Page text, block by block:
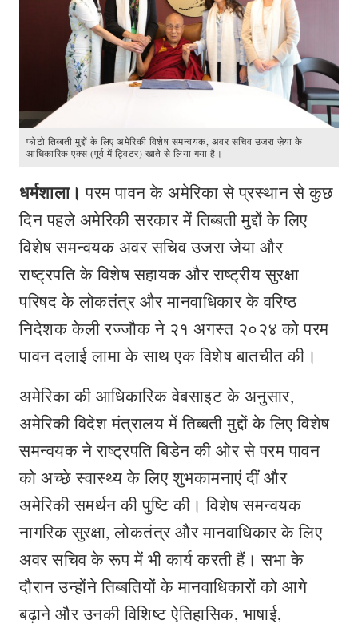
फोटो तिब्बती मुद्दों के लिए अमेरिकी विशेष समन्वयक, अवर सचिव उजरा ज़ेया के
आधिकारिक एक्स (पूर्व में ट्विटर) खाते से लिया गया है।
धर्मशाला। परम पावन के अमेरिका से प्रस्थान से कुछ
दिन पहले अमेरिकी सरकार में तिब्बती मुद्दों के लिए
विशेष समन्वयक अवर सचिव उजरा जेया और
राष्ट्रपति के विशेष सहायक और राष्ट्रीय सुरक्षा
परिषद के लोकतंत्र और मानवाधिकार के वरिष्ठ
निदेशक केली रज्जौक ने २१ अगस्त २०२४ को परम
पावन दलाई लामा के साथ एक विशेष बातचीत की।
अमेरिका की आधिकारिक वेबसाइट के अनुसार,
अमेरिकी विदेश मंत्रालय में तिब्बती मुद्दों के लिए विशेष
समन्वयक ने राष्ट्रपति बिडेन की ओर से परम पावन
को अच्छे स्वास्थ्य के लिए शुभकामनाएं दीं और
अमेरिकी समर्थन की पुष्टि की। विशेष समन्वयक
नागरिक सुरक्षा, लोकतंत्र और मानवाधिकार के लिए
अवर सचिव के रूप में भी कार्य करती हैं। सभा के
दौरान उन्होंने तिब्बतियों के मानवाधिकारों को आगे
बढ़ाने और उनकी विशिष्ट ऐतिहासिक, भाषाई,